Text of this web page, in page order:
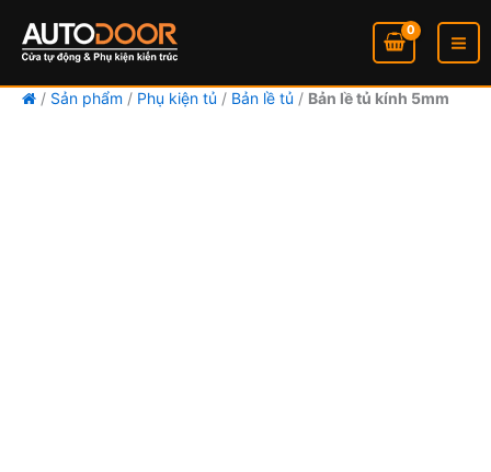
dung
/ Sản phẩm / Phụ kiện tủ / Bản lề tủ / Bản lề tủ kính 5mm